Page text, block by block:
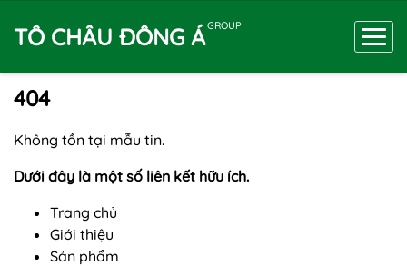
TÔ CHÂU ĐÔNG ÁGROUP
404
Không tồn tại mẫu tin.
Dưới đây là một số liên kết hữu ích.
Trang chủ
Giới thiệu
Sản phẩm